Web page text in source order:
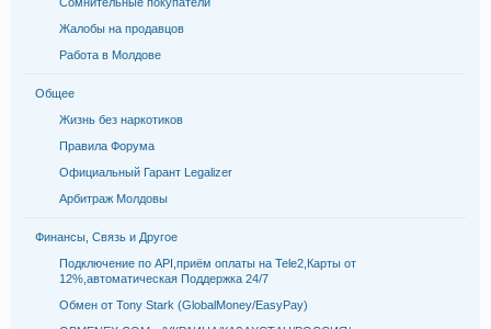
Жалобы на продавцов
Работа в Молдове
Общее
Жизнь без наркотиков
Правила Форума
Официальный Гарант Legalizer
Арбитраж Молдовы
Финансы, Связь и Другое
Подключение по API,приём оплаты на Tele2,Карты от
12%,автоматическая Поддержка 24/7
Обмен от Tony Stark (GlobalMoney/EasyPay)